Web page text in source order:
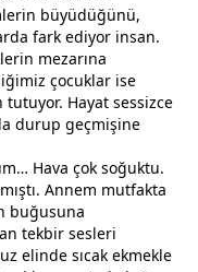
büyüdüğünü,
fark ediyor insan.
mezarına
çocuklar ise
Hayat sessizce
durup geçmişine
Hava çok soğuktu.
Annem mutfakta
buğusuna
tekbir sesleri
elinde sıcak ekmekle